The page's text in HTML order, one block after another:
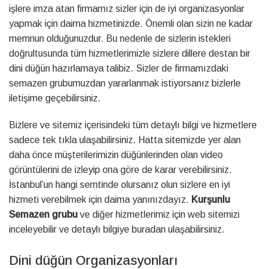
işlere imza atan firmamız sizler için de iyi organizasyonlar
yapmak için daima hizmetinizde. Önemli olan sizin ne kadar
memnun olduğunuzdur. Bu nedenle de sizlerin istekleri
doğrultusunda tüm hizmetlerimizle sizlere dillere destan bir
dini düğün hazırlamaya talibiz. Sizler de firmamızdaki
semazen grubumuzdan yararlanmak istiyorsanız bizlerle
iletişime geçebilirsiniz.
Bizlere ve sitemiz içerisindeki tüm detaylı bilgi ve hizmetlere
sadece tek tıkla ulaşabilirsiniz. Hatta sitemizde yer alan
daha önce müşterilerimizin düğünlerinden olan video
görüntülerini de izleyip ona göre de karar verebilirsiniz.
İstanbul’un hangi semtinde olursanız olun sizlere en iyi
hizmeti verebilmek için daima yanınızdayız. Kurşunlu
Semazen grubu ve diğer hizmetlerimiz için web sitemizi
inceleyebilir ve detaylı bilgiye buradan ulaşabilirsiniz.
Dini düğün Organizasyonları